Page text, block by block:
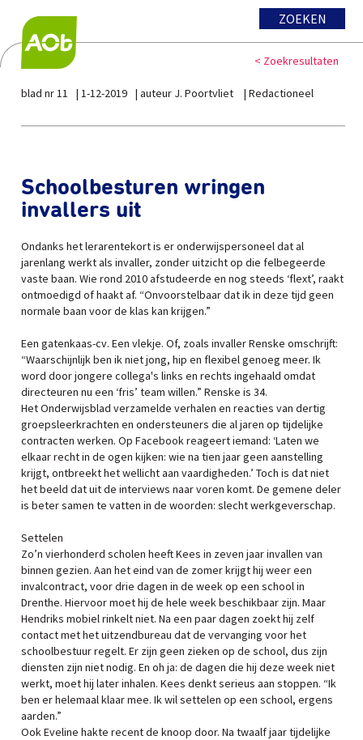
ZOEKEN
< Zoekresultaten
blad nr 11 1-12-2019 auteur J. Poortvliet Redactioneel
Schoolbesturen wringen
invallers uit
Ondanks het lerarentekort is er onderwijspersoneel dat al
jarenlang werkt als invaller, zonder uitzicht op die felbegeerde
vaste baan. Wie rond 2010 afstudeerde en nog steeds ‘flext’, raakt
ontmoedigd of haakt af. “Onvoorstelbaar dat ik in deze tijd geen
normale baan voor de klas kan krijgen.”
Een gatenkaas-cv. Een vlekje. Of, zoals invaller Renske omschrijft:
“Waarschijnlijk ben ik niet jong, hip en flexibel genoeg meer. Ik
word door jongere collega's links en rechts ingehaald omdat
directeuren nu een ‘fris’ team willen.” Renske is 34.
Het Onderwijsblad verzamelde verhalen en reacties van dertig
groepsleerkrachten en ondersteuners die al jaren op tijdelijke
contracten werken. Op Facebook reageert iemand: ‘Laten we
elkaar recht in de ogen kijken: wie na tien jaar geen aanstelling
krijgt, ontbreekt het wellicht aan vaardigheden.’ Toch is dat niet
het beeld dat uit de interviews naar voren komt. De gemene deler
is beter samen te vatten in de woorden: slecht werkgeverschap.
Settelen
Zo’n vierhonderd scholen heeft Kees in zeven jaar invallen van
binnen gezien. Aan het eind van de zomer krijgt hij weer een
invalcontract, voor drie dagen in de week op een school in
Drenthe. Hiervoor moet hij de hele week beschikbaar zijn. Maar
Hendriks mobiel rinkelt niet. Na een paar dagen zoekt hij zelf
contact met het uitzendbureau dat de vervanging voor het
schoolbestuur regelt. Er zijn geen zieken op de school, dus zijn
diensten zijn niet nodig. En oh ja: de dagen die hij deze week niet
werkt, moet hij later inhalen. Kees denkt serieus aan stoppen. “Ik
ben er helemaal klaar mee. Ik wil settelen op een school, ergens
aarden.”
Ook Eveline hakte recent de knoop door. Na twaalf jaar tijdelijke